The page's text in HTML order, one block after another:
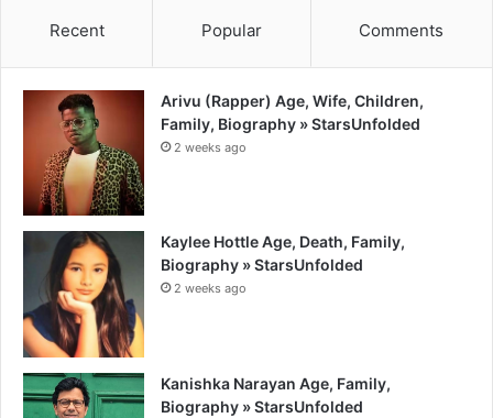
Recent Popular Comments
Arivu (Rapper) Age, Wife, Children,
Family, Biography » StarsUnfolded
2 weeks ago
Kaylee Hottle Age, Death, Family,
Biography » StarsUnfolded
2 weeks ago
Kanishka Narayan Age, Family,
Biography » StarsUnfolded